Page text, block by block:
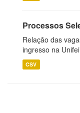
Processos
Relação das
ingresso na
CSV